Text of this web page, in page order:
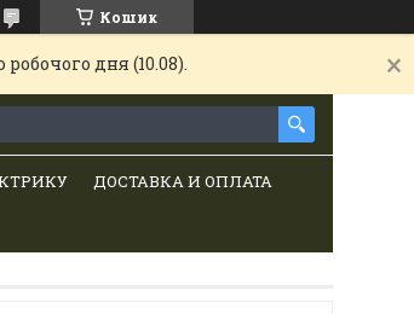
Кошик
дня (10.08).
ДОСТАВКА И ОПЛАТА